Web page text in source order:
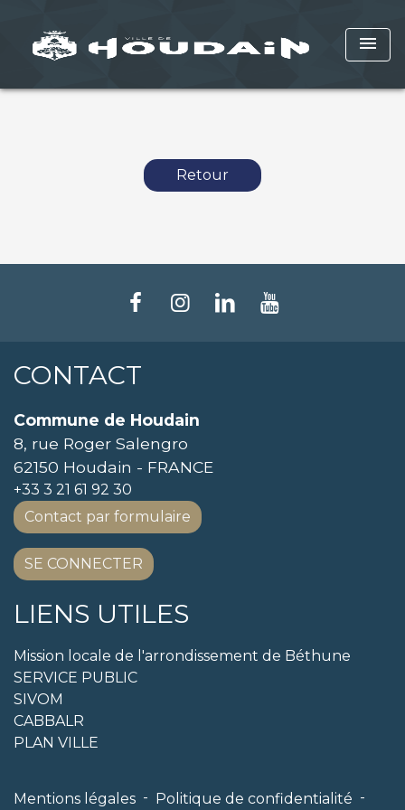
menu
Retour
CONTACT
Commune de Houdain
8, rue Roger Salengro
62150 Houdain - FRANCE
+33 3 21 61 92 30
Contact par formulaire
SE CONNECTER
LIENS UTILES
Mission locale de l'arrondissement de Béthune
SERVICE PUBLIC
SIVOM
CABBALR
PLAN VILLE
Mentions légales - Politique de confidentialité -